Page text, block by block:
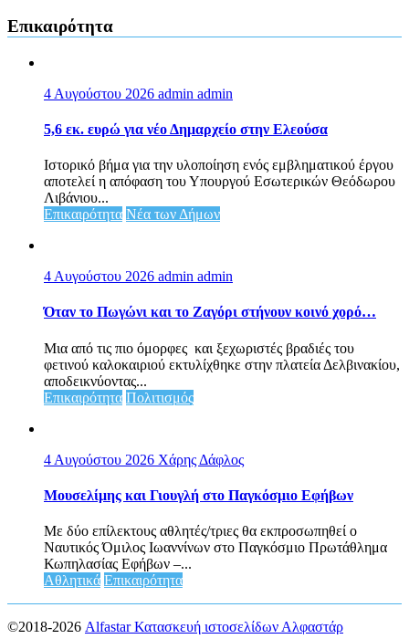
Επικαιρότητα
4 Αυγούστου 2026 admin admin
5,6 εκ. ευρώ για νέο Δημαρχείο στην Ελεούσα
Ιστορικό βήμα για την υλοποίηση ενός εμβληματικού έργου
αποτελεί η απόφαση του Υπουργού Εσωτερικών Θεόδωρου
Λιβάνιου...
Επικαιρότητα Νέα των Δήμων
4 Αυγούστου 2026 admin admin
Όταν το Πωγώνι και το Ζαγόρι στήνουν κοινό χορό…
Μια από τις πιο όμορφες και ξεχωριστές βραδιές του
φετινού καλοκαιριού εκτυλίχθηκε στην πλατεία Δελβινακίου,
αποδεικνύοντας...
Επικαιρότητα Πολιτισμός
4 Αυγούστου 2026 Χάρης Δάφλος
Μουσελίμης και Γιουγλή στο Παγκόσμιο Εφήβων
Mε δύο επίλεκτους αθλητές/τριες θα εκπροσωπηθεί ο
Ναυτικός Όμιλος Ιωαννίνων στο Παγκόσμιο Πρωτάθλημα
Κωπηλασίας Εφήβων –...
Αθλητικά Επικαιρότητα
©2018-2026 Alfastar Κατασκευή ιστοσελίδων Αλφαστάρ